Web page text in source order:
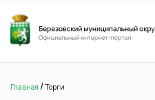
Главная /Торги